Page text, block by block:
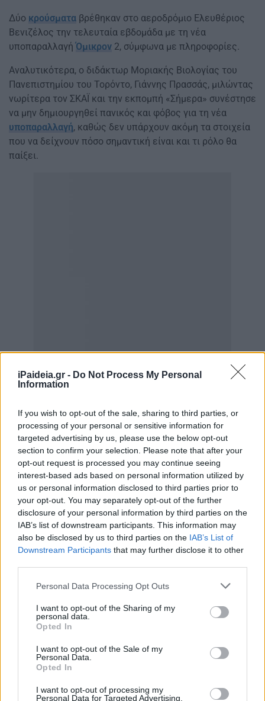
iPaideia.gr - Do Not Process My Personal
Information
If you wish to opt-out of the sale, sharing to third parties, or
processing of your personal or sensitive information for
targeted advertising by us, please use the below opt-out
section to confirm your selection. Please note that after your
opt-out request is processed you may continue seeing
interest-based ads based on personal information utilized by
us or personal information disclosed to third parties prior to
your opt-out. You may separately opt-out of the further
disclosure of your personal information by third parties on the
IAB’s list of downstream participants. This information may
also be disclosed by us to third parties on the IAB’s List of
Downstream Participants that may further disclose it to other
Please note that this website/app uses one or more Google
not limited to your visit or usage behaviour. You may click to
grant or deny consent to Google and its third-party tags to
use your data for below specified purposes in below Google
consent section.
Personal Data Processing Opt Outs
I want to opt-out of the Sharing of my
personal data.
Opted In
I want to opt-out of the Sale of my
Personal Data.
Opted In
I want to opt-out of processing my
Personal Data for Targeted Advertising.
Δύο κρούσματα βρέθηκαν στο αεροδρόμιο Ελευθέριος
Βενιζέλος την τελευταία εβδομάδα με τη νέα
υποπαραλλαγήΌμικρον 2, σύμφωνα με πληροφορίες.
Αναλυτικότερα, ο διδάκτωρ Μοριακής Βιολογίας του
Πανεπιστημίου του Τορόντο, Γιάννης Πρασσάς, μιλώντας
νωρίτερα τον ΣΚΑΪ και την εκπομπή «Σήμερα» συνέστησε
να μην δημιουργηθεί πανικός και φόβος για τη νέα
υποπαραλλαγή, καθώς δεν υπάρχουν ακόμη τα στοιχεία
που να δείχνουν πόσο σημαντική είναι και τι ρόλο θα
παίξει.
Από την πλευρά του, ο καθηγητής Περιβαλλοντικής
Μηχανικής, Δημοσθένης Σαρηγιάννης τόνισε ότι
μεγαλύτερη μεταδοτικότητα και δυστυχώς το ψύχος
είναι ακόμα νωρίς να δούμε πόσο επηρεάζει σε θέματα
λοιμογόνου δράσης.
Πρόσθεσε ότι τα πρώτα στοιχεία δείχνουν ότι έχει
σχέση φυλογενετική με την Όμικρον και άρα πιθανότητα